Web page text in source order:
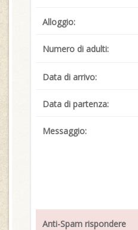
Alloggio:
Numero di adulti:
Data di arrivo:
Data di partenza:
Messaggio:
Anti-Spam rispondere